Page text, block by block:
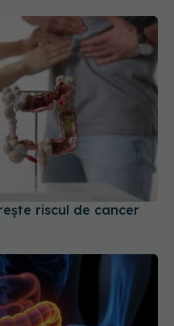
riscul de cancer